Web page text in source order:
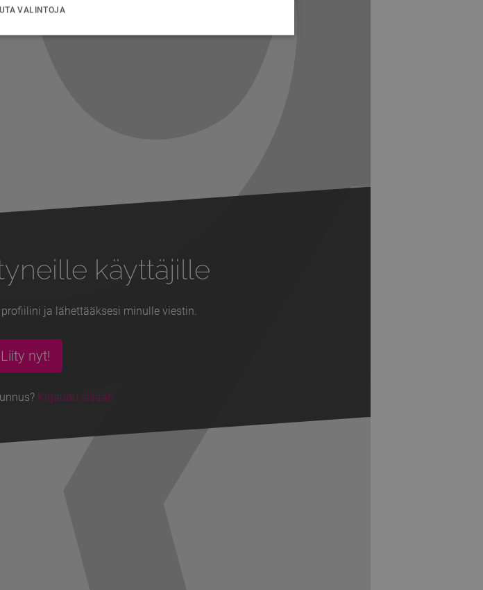
käyttäjille
ja lähettääksesi minulle viestin.
nyt!
Kirjaudu sisään
Next
VALINTOJA